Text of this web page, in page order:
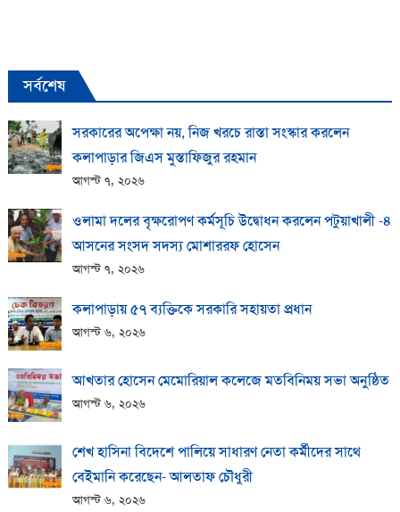
সর্বশেষ
সরকারের অপেক্ষা নয়, নিজ খরচে রাস্তা সংস্কার করলেন
কলাপাড়ার জিএস মুস্তাফিজুর রহমান
আগস্ট ৭, ২০২৬
ওলামা দলের বৃক্ষরোপণ কর্মসূচি উদ্বোধন করলেন পটুয়াখালী -৪
আসনের সংসদ সদস্য মোশাররফ হোসেন
আগস্ট ৭, ২০২৬
কলাপাড়ায় ​৫৭ ব্যক্তিকে সরকারি সহায়তা প্রধান
আগস্ট ৬, ২০২৬
আখতার হোসেন মেমোরিয়াল কলেজে মতবিনিময় সভা অনুষ্ঠিত
আগস্ট ৬, ২০২৬
শেখ হাসিনা বিদেশে পালিয়ে সাধারণ নেতা কর্মীদের সাথে
বেইমানি করেছেন- আলতাফ চৌধুরী
আগস্ট ৬, ২০২৬